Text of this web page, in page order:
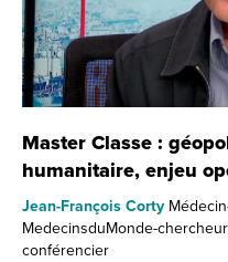
Master Classe :
humanitaire, enjeu
Jean-François Corty
MedecinsduMonde-chercheur
conférencier